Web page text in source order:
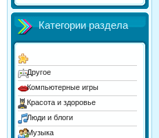
Категории раздела
Другое
Компьютерные игры
Красота и здоровье
Люди и блоги
Музыка